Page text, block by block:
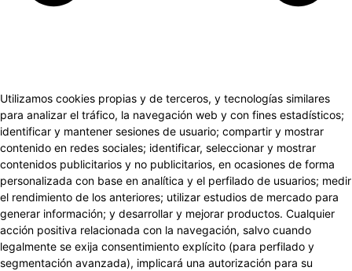
Utilizamos cookies propias y de terceros, y tecnologías similares
para analizar el tráfico, la navegación web y con fines estadísticos;
identificar y mantener sesiones de usuario; compartir y mostrar
contenido en redes sociales; identificar, seleccionar y mostrar
contenidos publicitarios y no publicitarios, en ocasiones de forma
personalizada con base en analítica y el perfilado de usuarios; medir
el rendimiento de los anteriores; utilizar estudios de mercado para
generar información; y desarrollar y mejorar productos. Cualquier
acción positiva relacionada con la navegación, salvo cuando
legalmente se exija consentimiento explícito (para perfilado y
segmentación avanzada), implicará una autorización para su